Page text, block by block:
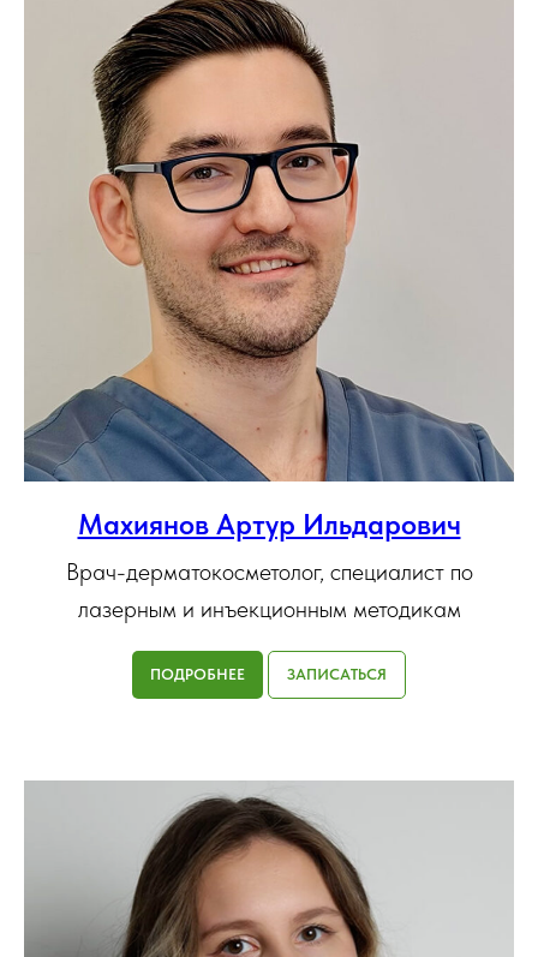
Махиянов Артур Ильдарович
Врач-дерматокосметолог, специалист по
лазерным и инъекционным методикам
ПОДРОБНЕЕ ЗАПИСАТЬСЯ